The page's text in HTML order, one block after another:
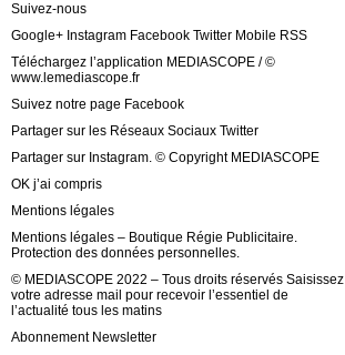
Suivez-nous
Google+ Instagram Facebook Twitter Mobile RSS
Téléchargez l’application MEDIASCOPE / ©
www.lemediascope.fr
Suivez notre page Facebook
Partager sur les Réseaux Sociaux Twitter
Partager sur Instagram. © Copyright MEDIASCOPE
OK j’ai compris
Mentions légales
Mentions légales – Boutique Régie Publicitaire.
Protection des données personnelles.
© MEDIASCOPE 2022 – Tous droits réservés Saisissez
votre adresse mail pour recevoir l’essentiel de
l’actualité tous les matins
Abonnement Newsletter